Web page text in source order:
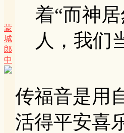
蒙
城
郎
中
着“而神
人，我们
传福音是用
活得平安喜